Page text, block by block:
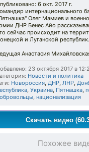
6 окт. 2017 г.
интернационального
Олег Мамиев и
ДНР Бенес Айо
сейчас происходит на
и Луганской республик.
Анастасия
23 октября 2017 в
Новости и политика
Новороссия, ДНР, ЛНР,
, Украина, Пятнашка,
, национализация
Скачать видео
Похожее